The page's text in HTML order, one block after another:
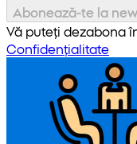
Abonează-te la
Vă puteți dezabona
Confidențialitate